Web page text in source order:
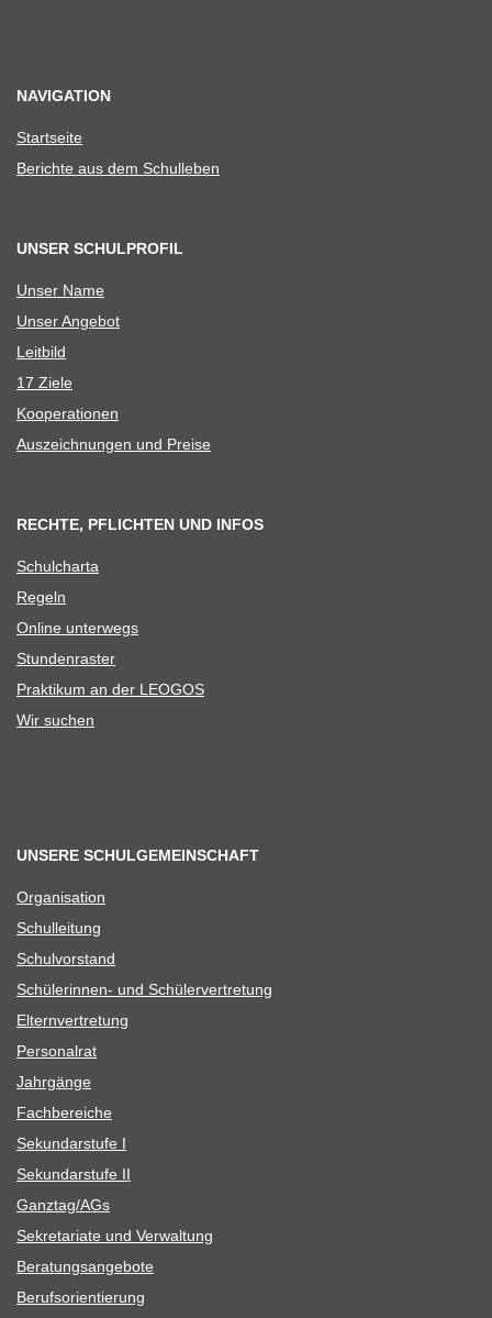
NAVIGATION
Start­seite
Berichte aus dem Schulleben
UNSER SCHULPROFIL
Unser Name
Unser Ange­bot
Leit­bild
17 Ziele
Koope­ra­tio­nen
Aus­zeich­nun­gen und Preise
RECHTE, PFLICHTEN UND INFOS
Schul­charta
Regeln
Online unter­wegs
Stun­den­ras­ter
Prak­ti­kum an der LEOGOS
Wir suchen
UNSERE SCHULGEMEINSCHAFT
Orga­ni­sa­tion
Schul­lei­tung
Schul­vor­stand
Schü­le­rin­nen- und Schülervertretung
Eltern­ver­tre­tung
Per­so­nal­rat
Jahr­gänge
Fach­be­rei­che
Sekun­dar­stufe I
Sekun­dar­stufe II
Ganztag/​​AGs
Sekre­ta­riate und Verwaltung
Bera­tungs­an­ge­bote
Berufs­ori­en­tie­rung